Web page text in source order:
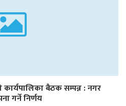
बैठक सम्पन्न : नगर
गर्ने निर्णय